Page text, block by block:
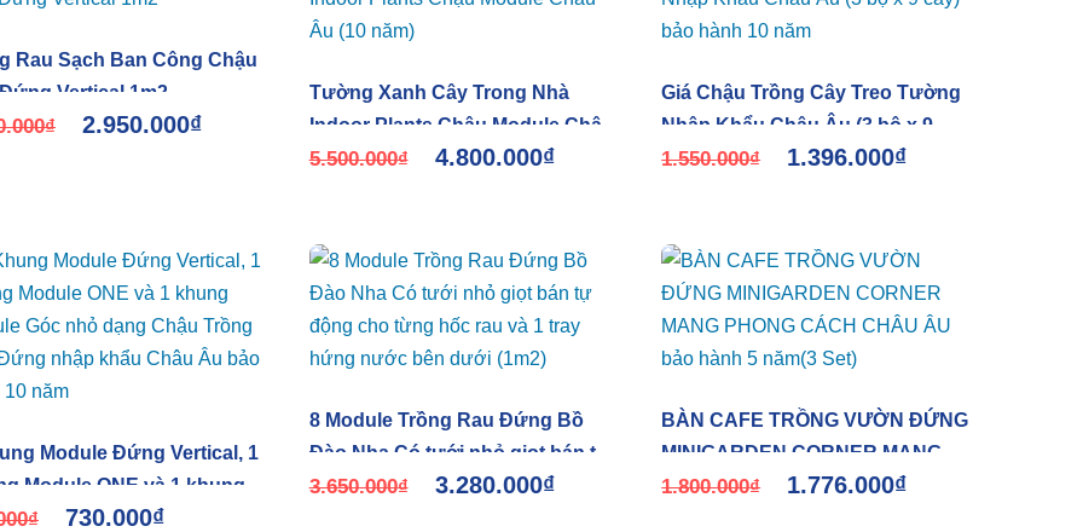
Rau Sạch Ban Công Chậu
Vertical 1m2
₫ 2.950.000₫
Tường Xanh Cây Trong Nhà
Indoor Plants Chậu Module Châu
Âu (10 năm)
5.500.000₫ 4.800.000₫
Giá Chậu Trồng Cây Treo Tường
Nhập Khẩu Châu Âu (3 bộ x 9
cây) bảo hành 10 năm
1.550.000₫ 1.396.000₫
Module Đứng Vertical, 1
Module ONE và 1 khung
Góc nhỏ dạng Chậu
₫ 730.000₫
8 Module Trồng Rau Đứng Bồ
Đào Nha Có tưới nhỏ giọt bán tự
động cho từng hốc rau và 1 tray
3.650.000₫ 3.280.000₫
BÀN CAFE TRỒNG VƯỜN ĐỨNG
MINIGARDEN CORNER MANG
PHONG CÁCH CHÂU ÂU bảo
1.800.000₫ 1.776.000₫